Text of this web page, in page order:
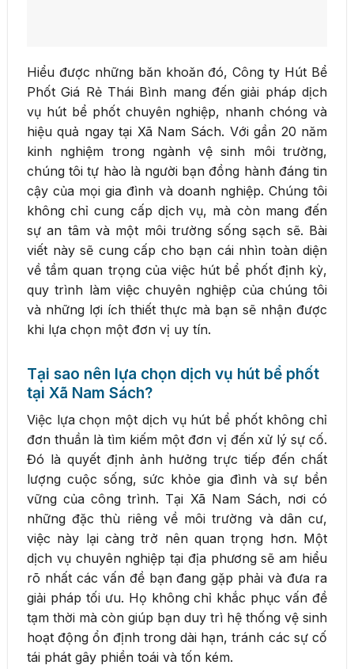
Hiểu được những băn khoăn đó, Công ty Hút Bể
Phốt Giá Rẻ Thái Bình mang đến giải pháp dịch
vụ hút bể phốt chuyên nghiệp, nhanh chóng và
hiệu quả ngay tại Xã Nam Sách. Với gần 20 năm
kinh nghiệm trong ngành vệ sinh môi trường,
chúng tôi tự hào là người bạn đồng hành đáng tin
cậy của mọi gia đình và doanh nghiệp. Chúng tôi
không chỉ cung cấp dịch vụ, mà còn mang đến
sự an tâm và một môi trường sống sạch sẽ. Bài
viết này sẽ cung cấp cho bạn cái nhìn toàn diện
về tầm quan trọng của việc hút bể phốt định kỳ,
quy trình làm việc chuyên nghiệp của chúng tôi
và những lợi ích thiết thực mà bạn sẽ nhận được
khi lựa chọn một đơn vị uy tín.
Tại sao nên lựa chọn dịch vụ hút bể phốt
tại Xã Nam Sách?
Việc lựa chọn một dịch vụ hút bể phốt không chỉ
đơn thuần là tìm kiếm một đơn vị đến xử lý sự cố.
Đó là quyết định ảnh hưởng trực tiếp đến chất
lượng cuộc sống, sức khỏe gia đình và sự bền
vững của công trình. Tại Xã Nam Sách, nơi có
những đặc thù riêng về môi trường và dân cư,
việc này lại càng trở nên quan trọng hơn. Một
dịch vụ chuyên nghiệp tại địa phương sẽ am hiểu
rõ nhất các vấn đề bạn đang gặp phải và đưa ra
giải pháp tối ưu. Họ không chỉ khắc phục vấn đề
tạm thời mà còn giúp bạn duy trì hệ thống vệ sinh
hoạt động ổn định trong dài hạn, tránh các sự cố
tái phát gây phiền toái và tốn kém.